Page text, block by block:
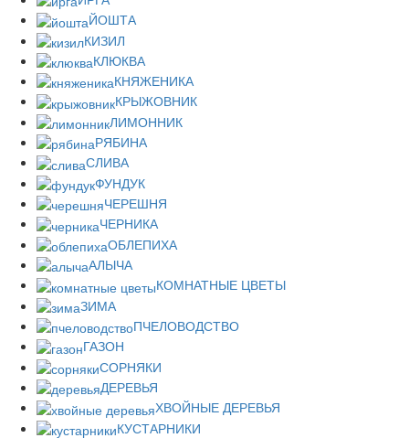
ЙОШТА
КИЗИЛ
КЛЮКВА
КНЯЖЕНИКА
КРЫЖОВНИК
ЛИМОННИК
РЯБИНА
СЛИВА
ФУНДУК
ЧЕРЕШНЯ
ЧЕРНИКА
ОБЛЕПИХА
АЛЫЧА
КОМНАТНЫЕ ЦВЕТЫ
ЗИМА
ПЧЕЛОВОДСТВО
ГАЗОН
СОРНЯКИ
ДЕРЕВЬЯ
ХВОЙНЫЕ ДЕРЕВЬЯ
КУСТАРНИКИ